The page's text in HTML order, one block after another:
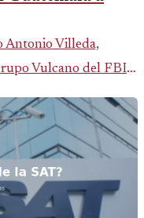
Antonio Villeda,
Vulcano del FBI
del Ministerio